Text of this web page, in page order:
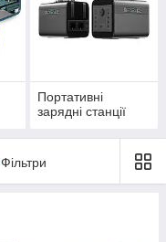
Портативні
зарядні станції
Фільтри